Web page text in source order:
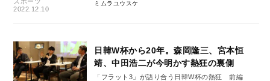
2022.12.10
ミムラユウスケ
日韓W杯から20年。森岡隆三、宮本恒
靖、中田浩二が今明かす熱狂の裏側
「フラット3」が語り合う日韓W杯の熱狂 前編